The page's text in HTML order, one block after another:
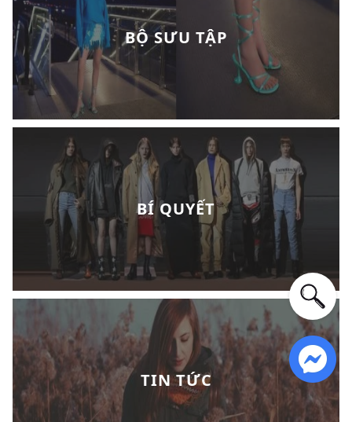
BỘ SƯU TẬP
BÍ QUYẾT
TIN TỨC